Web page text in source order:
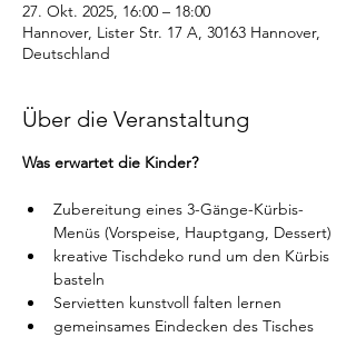
27. Okt. 2025, 16:00 – 18:00
Hannover, Lister Str. 17 A, 30163 Hannover,
Deutschland
Über die Veranstaltung
Was erwartet die Kinder?
Zubereitung eines 3-Gänge-Kürbis-
Menüs (Vorspeise, Hauptgang, Dessert)
kreative Tischdeko rund um den Kürbis
basteln
Servietten kunstvoll falten lernen
gemeinsames Eindecken des Tisches